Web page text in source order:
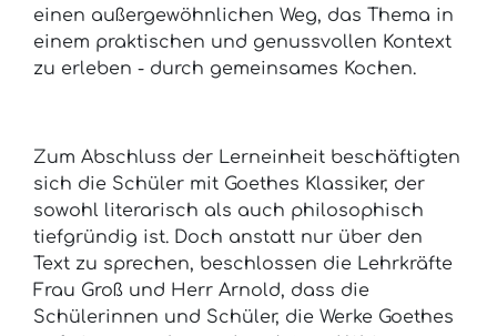
einen außergewöhnlichen Weg, das Thema in
einem praktischen und genussvollen Kontext
zu erleben - durch gemeinsames Kochen.
Zum Abschluss der Lerneinheit beschäftigten
sich die Schüler mit Goethes Klassiker, der
sowohl literarisch als auch philosophisch
tiefgründig ist. Doch anstatt nur über den
Text zu sprechen, beschlossen die Lehrkräfte
Frau Groß und Herr Arnold, dass die
Schülerinnen und Schüler, die Werke Goethes